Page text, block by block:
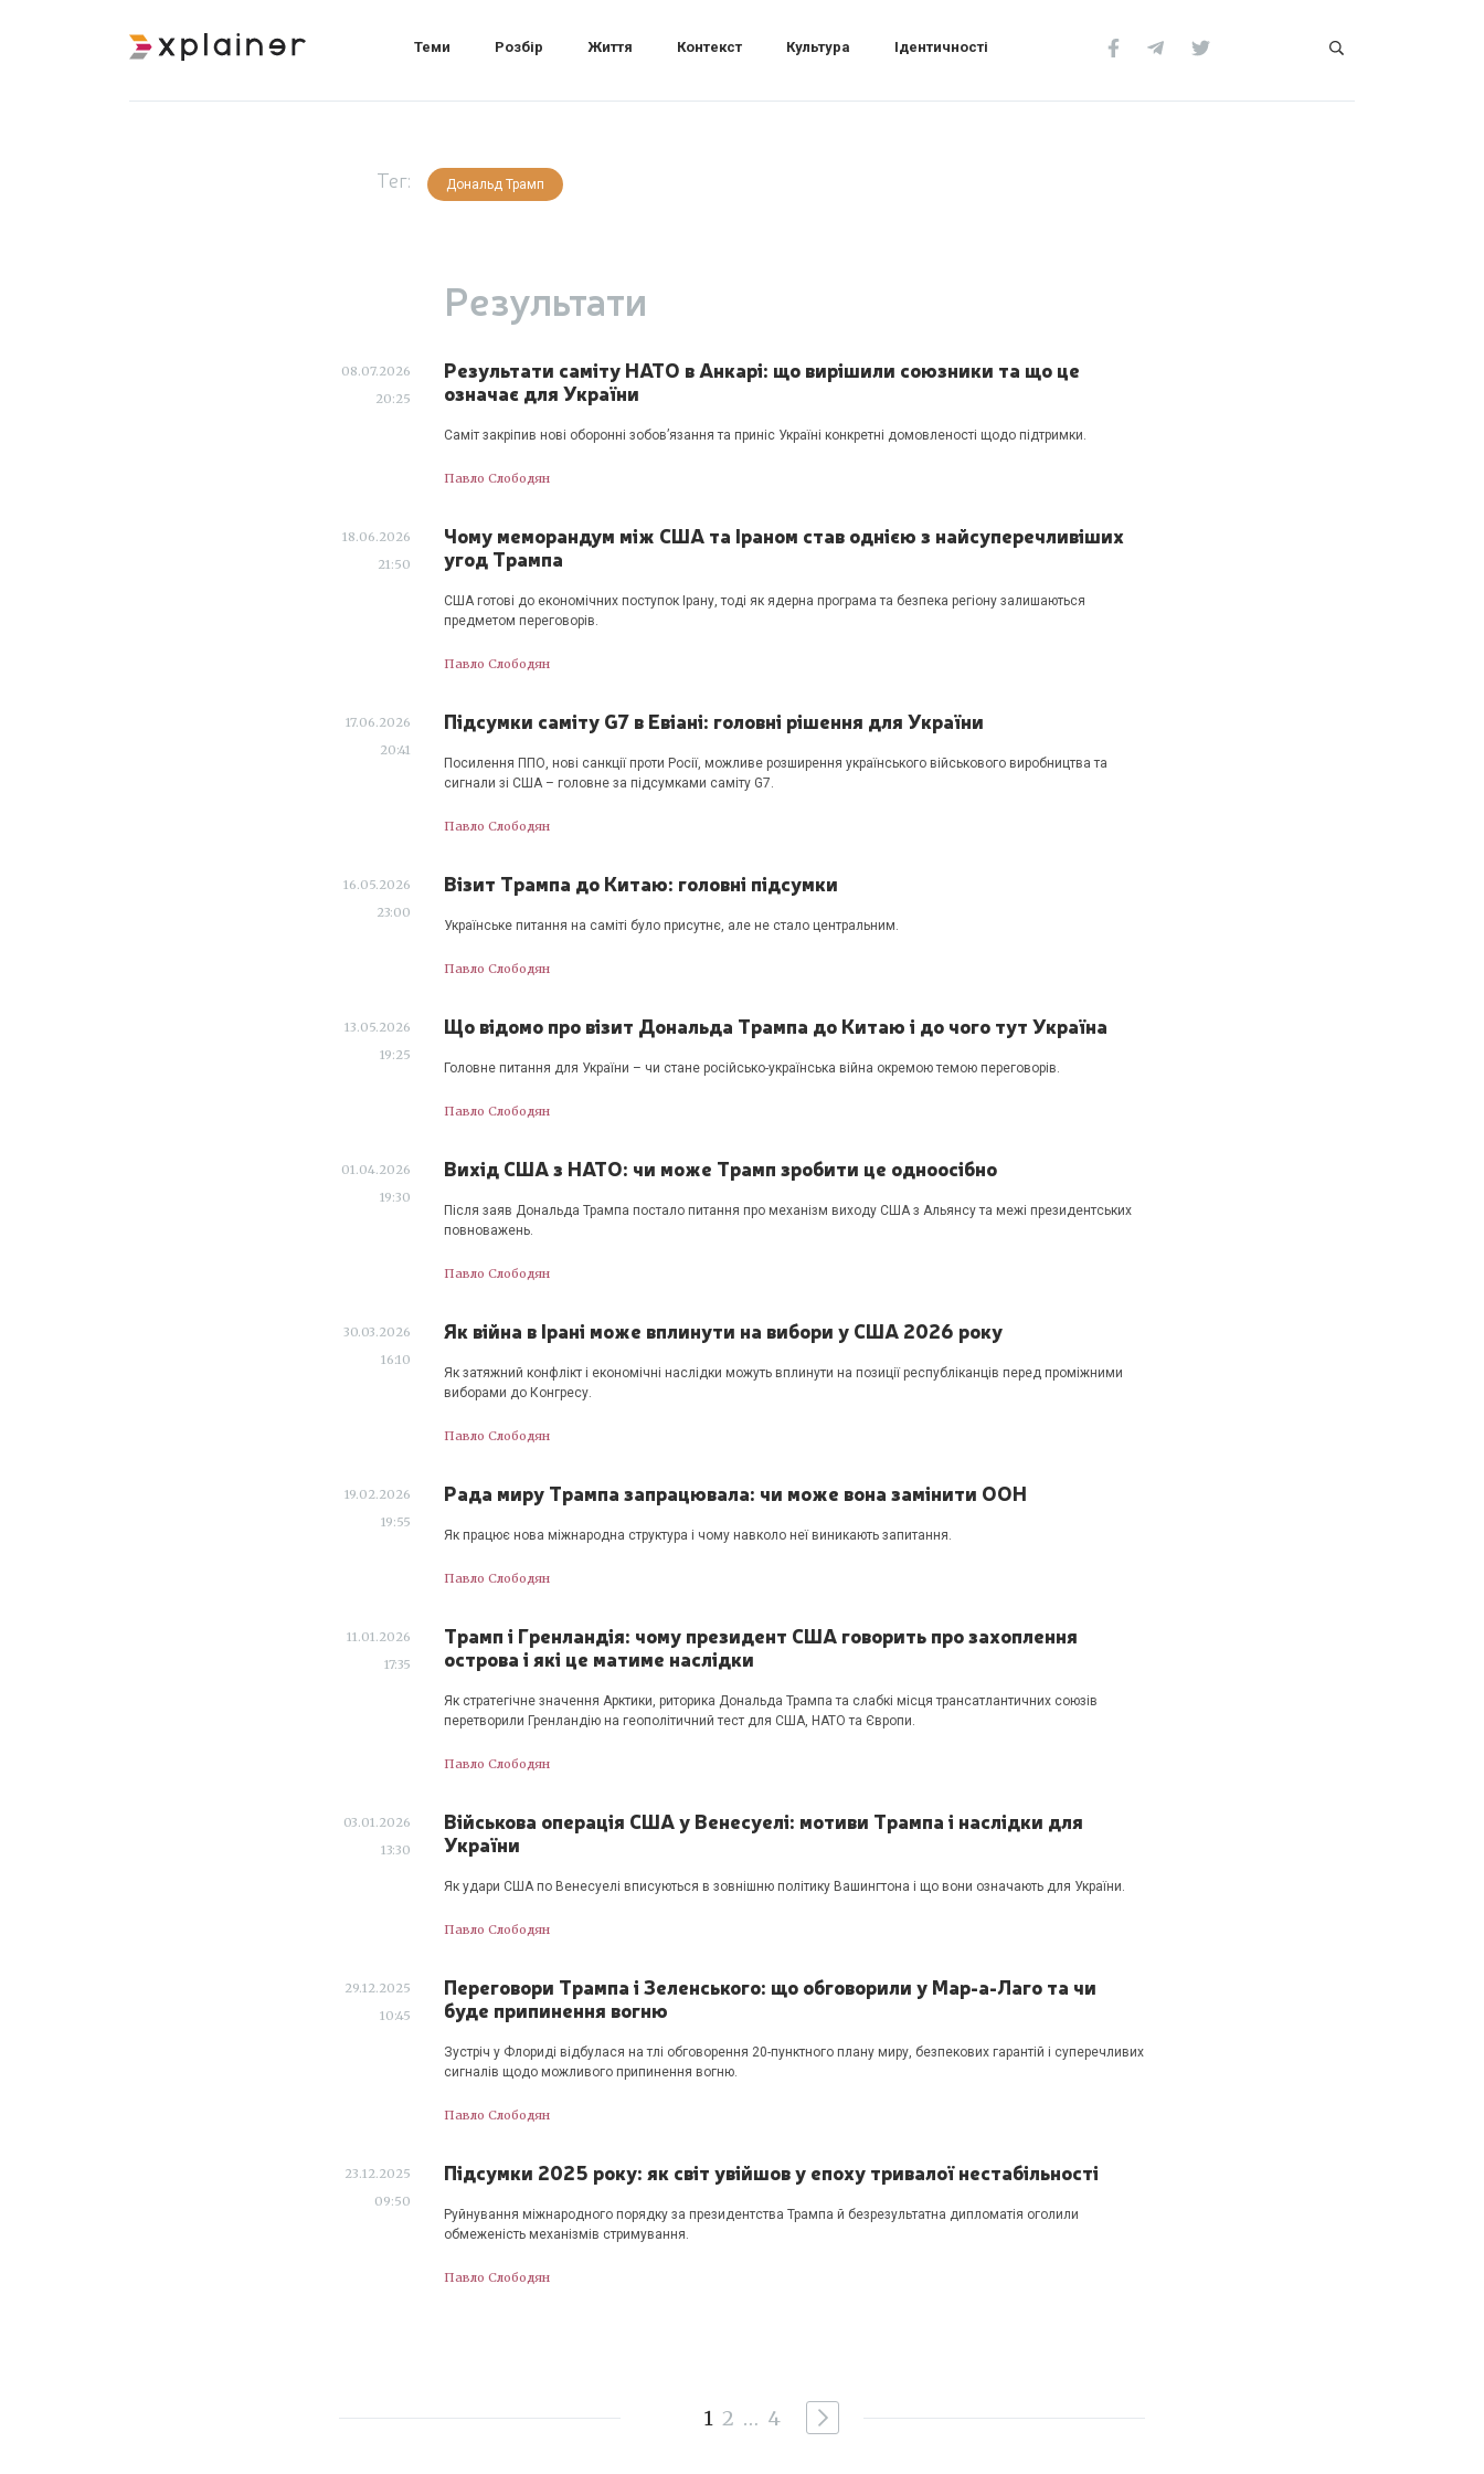
Теми Розбір Життя Контекст Культура Ідентичності
Тег: Дональд Трамп
Результати
08.07.2026
20:25
Результати саміту НАТО в Анкарі: що вирішили союзники та що це
означає для України
Саміт закріпив нові оборонні зобов’язання та приніс Україні конкретні домовленості щодо підтримки.
Павло Слободян
18.06.2026
21:50
Чому меморандум між США та Іраном став однією з найсуперечливіших
угод Трампа
США готові до економічних поступок Ірану, тоді як ядерна програма та безпека регіону залишаються
предметом переговорів.
Павло Слободян
17.06.2026
20:41
Підсумки саміту G7 в Евіані: головні рішення для України
Посилення ППО, нові санкції проти Росії, можливе розширення українського військового виробництва та
сигнали зі США – головне за підсумками саміту G7.
Павло Слободян
16.05.2026
23:00
Візит Трампа до Китаю: головні підсумки
Українське питання на саміті було присутнє, але не стало центральним.
Павло Слободян
13.05.2026
19:25
Що відомо про візит Дональда Трампа до Китаю і до чого тут Україна
Головне питання для України – чи стане російсько-українська війна окремою темою переговорів.
Павло Слободян
01.04.2026
19:30
Вихід США з НАТО: чи може Трамп зробити це одноосібно
Після заяв Дональда Трампа постало питання про механізм виходу США з Альянсу та межі президентських
повноважень.
Павло Слободян
30.03.2026
16:10
Як війна в Ірані може вплинути на вибори у США 2026 року
Як затяжний конфлікт і економічні наслідки можуть вплинути на позиції республіканців перед проміжними
виборами до Конгресу.
Павло Слободян
19.02.2026
19:55
Рада миру Трампа запрацювала: чи може вона замінити ООН
Як працює нова міжнародна структура і чому навколо неї виникають запитання.
Павло Слободян
11.01.2026
17:35
Трамп і Гренландія: чому президент США говорить про захоплення
острова і які це матиме наслідки
Як стратегічне значення Арктики, риторика Дональда Трампа та слабкі місця трансатлантичних союзів
перетворили Гренландію на геополітичний тест для США, НАТО та Європи.
Павло Слободян
03.01.2026
13:30
Військова операція США у Венесуелі: мотиви Трампа і наслідки для
України
Як удари США по Венесуелі вписуються в зовнішню політику Вашингтона і що вони означають для України.
Павло Слободян
29.12.2025
10:45
Переговори Трампа і Зеленського: що обговорили у Мар-а-Лаго та чи
буде припинення вогню
Зустріч у Флориді відбулася на тлі обговорення 20-пунктного плану миру, безпекових гарантій і суперечливих
сигналів щодо можливого припинення вогню.
Павло Слободян
23.12.2025
09:50
Підсумки 2025 року: як світ увійшов у епоху тривалої нестабільності
Руйнування міжнародного порядку за президентства Трампа й безрезультатна дипломатія оголили
обмеженість механізмів стримування.
Павло Слободян
1 2 … 4